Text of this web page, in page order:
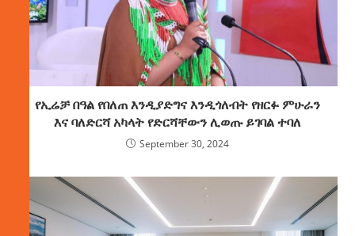
የኢሬቻ በዓል የበለጠ እንዲያድግና እንዲጎለብት የዘርፉ ምሁራን
እና ባለድርሻ አካላት የድርሻቸውን ሊወጡ ይገባል ተባለ
September 30, 2024